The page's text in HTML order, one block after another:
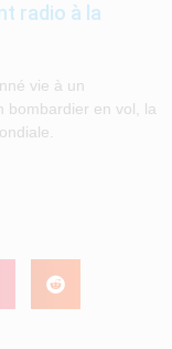
radio à la
vie à un
bombardier en vol, la